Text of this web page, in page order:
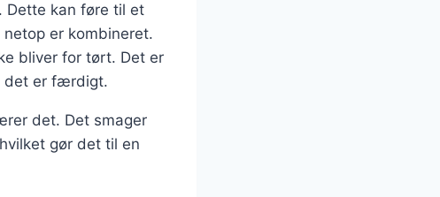
Dette kan føre til et
er kombineret.
bliver for tørt. Det er
det er færdigt.
det. Det smager
gør det til en